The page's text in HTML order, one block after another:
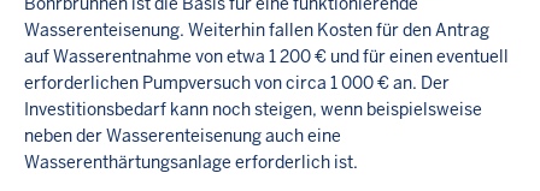
Wasserenteisenung. Weiterhin fallen Kosten für den Antrag
auf Wasserentnahme von etwa 1 200 € und für einen eventuell
erforderlichen Pumpversuch von circa 1 000 € an. Der
Investitionsbedarf kann noch steigen, wenn beispielsweise
neben der Wasserenteisenung auch eine
Wasserenthärtungsanlage erforderlich ist.